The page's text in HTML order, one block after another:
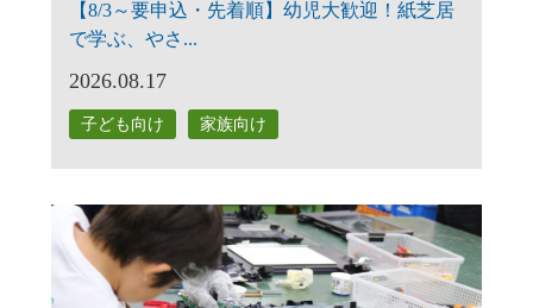
【8/3～要申込・先着順】幼児大歓迎！紙芝居
で学ぶ、やさ...
2026.08.17
子ども向け 家族向け